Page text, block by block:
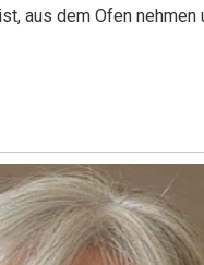
aus dem Ofen